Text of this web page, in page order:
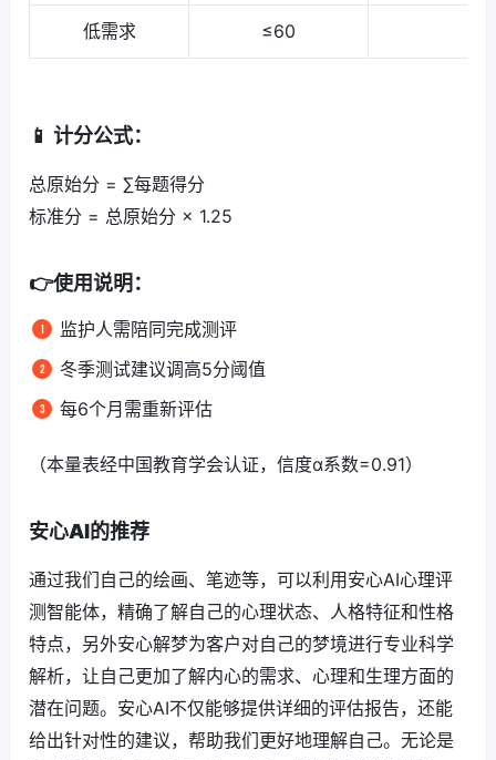
低需求 ≤60
📱 计分公式：
总原始分 = ∑每题得分
标准分 = 总原始分 × 1.25
👉使用说明：
监护人需陪同完成测评
冬季测试建议调高5分阈值
每6个月需重新评估
（本量表经中国教育学会认证，信度α系数=0.91）
安心AI的推荐
通过我们自己的绘画、笔迹等，可以利用安心AI心理评
测智能体，精确了解自己的心理状态、人格特征和性格
特点，另外安心解梦为客户对自己的梦境进行专业科学
解析，让自己更加了解内心的需求、心理和生理方面的
潜在问题。安心AI不仅能够提供详细的评估报告，还能
给出针对性的建议，帮助我们更好地理解自己。无论是